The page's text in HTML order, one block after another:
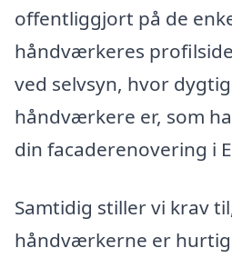
offentliggjort på de
håndværkeres
ved selvsyn, hvor
håndværkere er, som
din facaderenovering i
Samtidig stiller vi krav
håndværkerne er